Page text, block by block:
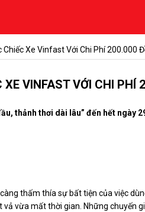
Chiếc Xe Vinfast Với Chi Phí 200.000
VINFAST VỚI CHI PHÍ
thảnh thơi dài lâu” đến hết ngày
thấm thía sự bất tiện của việc
vừa mất thời gian. Những chuyến